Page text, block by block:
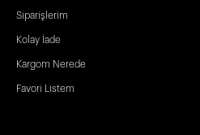
Siparişlerim
Kolay İade
Kargom Nerede
Favori Listem